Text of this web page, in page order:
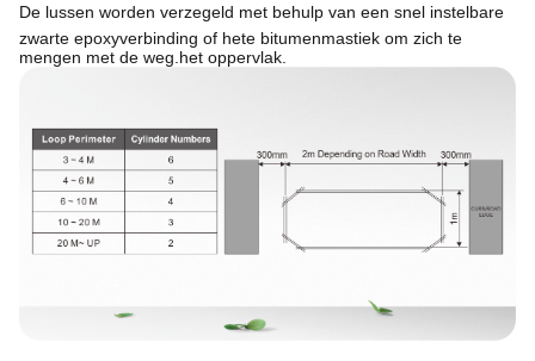
De lussen worden verzegeld met behulp van een snel instelbare
zwarte epoxyverbinding of hete bitumenmastiek om zich te
mengen met de weg. het oppervlak.